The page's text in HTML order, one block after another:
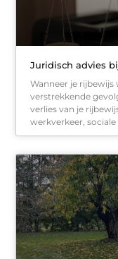
Juridisch advies
Wanneer je
verstrekkende
verlies van je
werkverkeer,